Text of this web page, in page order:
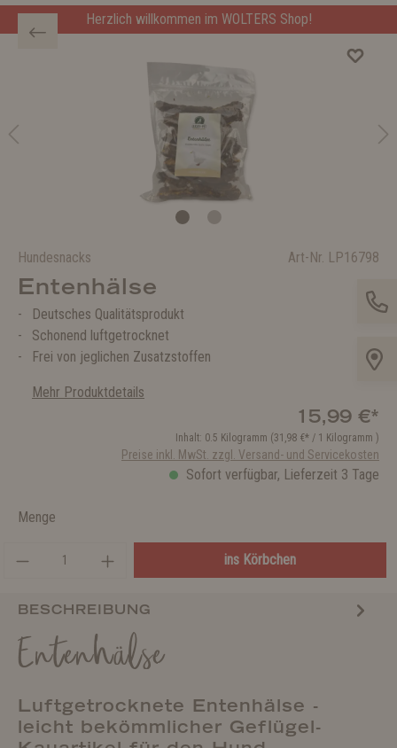
Herzlich willkommen im WOLTERS Shop!
Hundesnacks Art-Nr. LP16798
Entenhälse
Deutsches Qualitätsprodukt
Schonend luftgetrocknet
Frei von jeglichen Zusatzstoffen
Mehr Produktdetails
15,99 €*
Inhalt: 0.5 Kilogramm (31,98 €* / 1 Kilogramm )
Preise inkl. MwSt. zzgl. Versand- und Servicekosten
Sofort verfügbar, Lieferzeit 3 Tage
Menge
ins Körbchen
BESCHREIBUNG
Entenhälse
Luftgetrocknete Entenhälse -
leicht bekömmlicher Geflügel-